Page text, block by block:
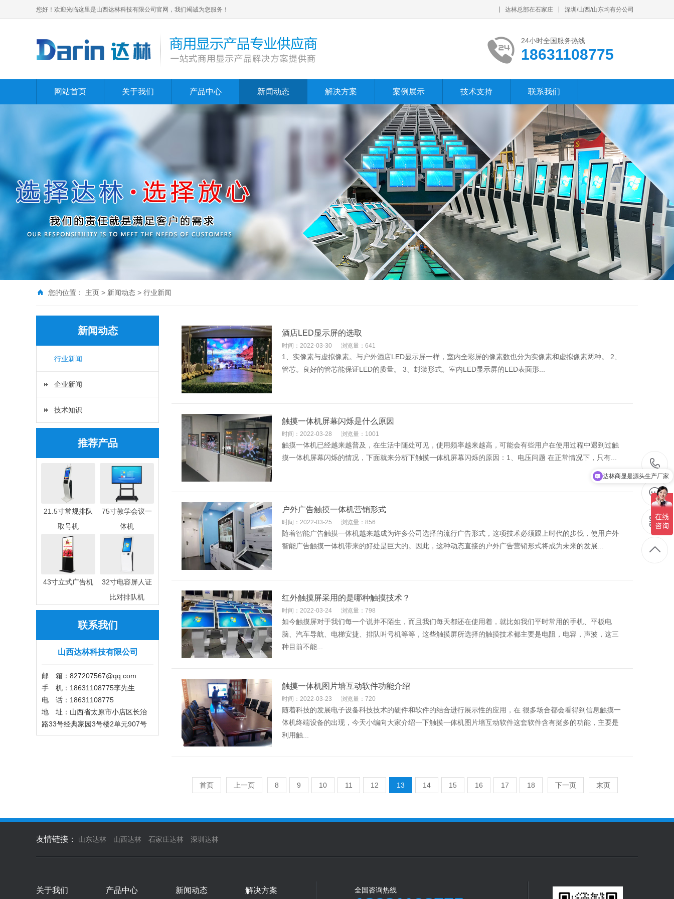
您好！欢迎光临这里是山西达林科技有限公司官网，我们竭诚为您服务！ 达林总部在石家庄 深圳/山西/山东均有分公司
24小时全国服务热线
18631108775
网站首页 关于我们 产品中心 新闻动态 解决方案 案例展示 技术支持 联系我们
您的位置： 主页 > 新闻动态 > 行业新闻
新闻动态
行业新闻
企业新闻
技术知识
推荐产品
21.5寸常规排队
取号机
75寸教学会议一
体机
43寸立式广告机
32寸电容屏人证
比对排队机
联系我们
山西达林科技有限公司
邮 箱：827207567@qq.com
手 机：18631108775李先生
电 话：18631108775
地 址：山西省太原市小店区长治
路33号经典家园3号楼2单元907号
酒店LED显示屏的选取
时间：2022-03-30 浏览量：641
1、实像素与虚拟像素。与户外酒店LED显示屏一样，室内全彩屏的像素数也分为实像素和虚拟像素两种。 2、
管芯。良好的管芯能保证LED的质量。 3、封装形式。室内LED显示屏的LED表面形...
触摸一体机屏幕闪烁是什么原因
时间：2022-03-28 浏览量：1001
触摸一体机已经越来越普及，在生活中随处可见，使用频率越来越高，可能会有些用户在使用过程中遇到过触
摸一体机屏幕闪烁的情况，下面就来分析下触摸一体机屏幕闪烁的原因：1、电压问题 在正常情况下，只有...
户外广告触摸一体机营销形式
时间：2022-03-25 浏览量：856
随着智能广告触摸一体机越来越成为许多公司选择的流行广告形式，这项技术必须跟上时代的步伐，使用户外
智能广告触摸一体机带来的好处是巨大的。因此，这种动态直接的户外广告营销形式将成为未来的发展...
红外触摸屏采用的是哪种触摸技术？
时间：2022-03-24 浏览量：798
如今触摸屏对于我们每一个说并不陌生，而且我们每天都还在使用着，就比如我们平时常用的手机、平板电
脑、汽车导航、电梯安捷、排队叫号机等等，这些触摸屏所选择的触摸技术都主要是电阻，电容，声波，这三
种目前不能...
触摸一体机图片墙互动软件功能介绍
时间：2022-03-23 浏览量：720
随着科技的发展电子设备科技技术的硬件和软件的结合进行展示性的应用，在 很多场合都会看得到信息触摸一
体机终端设备的出现，今天小编向大家介绍一下触摸一体机图片墙互动软件这套软件含有挺多的功能，主要是
利用触...
首页 上一页 8 9 10 11 12 13 14 15 16 17 18 下一页 末页
友情链接： 山东达林 山西达林 石家庄达林 深圳达林
关于我们 产品中心 新闻动态 解决方案 全国咨询热线
达林商显是源头生产厂家
达林销售联系方式